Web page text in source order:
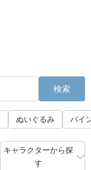
検索
ぬいぐるみ パイ
キャラクターから探
す